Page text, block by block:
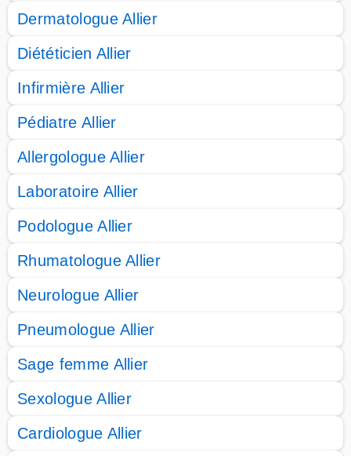
Dermatologue Allier
Diététicien Allier
Infirmière Allier
Pédiatre Allier
Allergologue Allier
Laboratoire Allier
Podologue Allier
Rhumatologue Allier
Neurologue Allier
Pneumologue Allier
Sage femme Allier
Sexologue Allier
Cardiologue Allier